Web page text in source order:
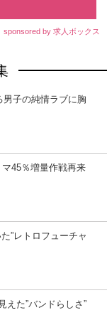
sponsored by 求人ボックス
子の純情ラブに胸
45％増量作戦再来
”レトロフューチャ
えた”バンドらしさ”